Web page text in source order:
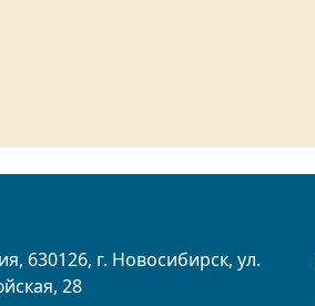
630126, г. Новосибирск, ул.
28